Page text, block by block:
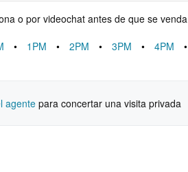
o por videochat antes de que se venda
• 1PM • 2PM • 3PM • 4PM •
agente para concertar una visita privada